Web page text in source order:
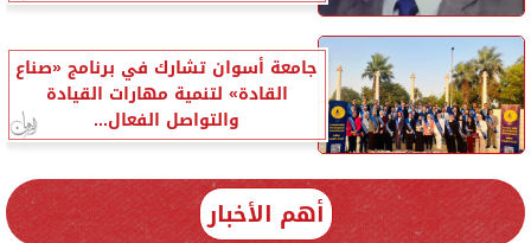
جامعة أسوان تشارك في برنامج «صناع
القادة» لتنمية مهارات القيادة
والتواصل الفعال...
أهم الأخبار